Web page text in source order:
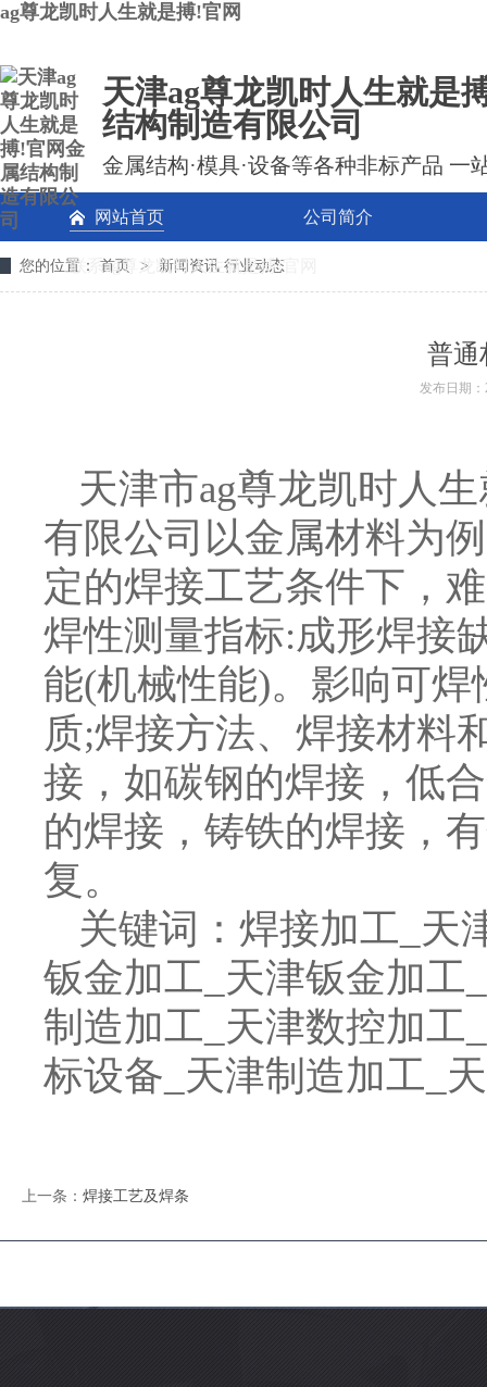
ag尊龙凯时人生就是搏!官网
天津ag尊龙凯时人生就是
结构制造有限公司
金属结构·模具·设备等各种非标产品 一
网站首页 公司简介
联系ag尊龙凯时人生就是搏!官网
您的位置： 首页 > 新闻资讯 行业动态
普通
发布日期：
天津市ag尊龙凯时人
有限公司以金属材料为
定的焊接工艺条件下，
焊性测量指标:成形焊接
能(机械性能)。影响可
质;焊接方法、焊接材料
接，如碳钢的焊接，低
的焊接，铸铁的焊接，
复。
关键词：焊接加工_天
钣金加工_天津钣金加工
制造加工_天津数控加工
标设备_天津制造加工_
上一条： 焊接工艺及焊条